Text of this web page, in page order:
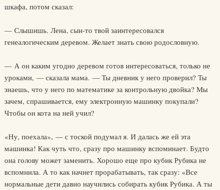
шкафа, потом сказал:
— Слышишь. Лена, сын-то твой заинтересовался
генеалогическим деревом. Желает знать свою родословную.
— А он каким угодно деревом готов интересоваться, только не
уроками, — сказала мама. — Ты дневник у него проверил? Ты
знаешь, что у него по математике за контрольную двойка? Мы
зачем, спрашивается, ему электронную машинку покупали?
Чтобы он кота на ней учил?
«Ну, поехала», — с тоской подумал я. И далась же ей эта
машинка! Как чуть что, сразу про машинку вспоминает. Будто
она голову может заменить. Хорошо еще про кубик Рубика не
вспомнила. А то как начнет прорабатывать, так сразу: «Все
нормальные дети давно научились собирать кубик Рубика. А ты